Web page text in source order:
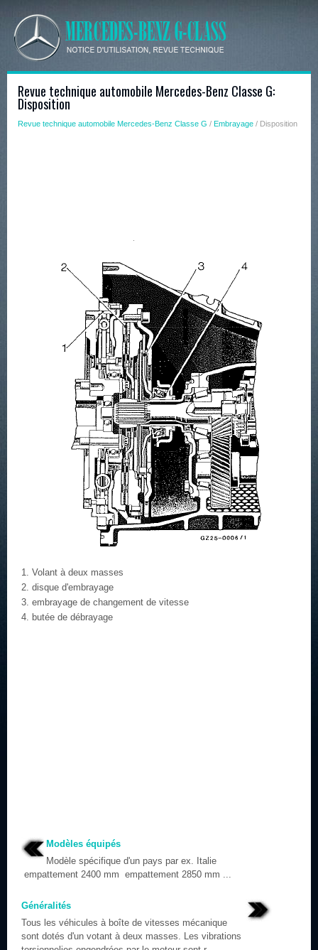
Revue technique automobile Mercedes-Benz Classe G:
Disposition
Revue technique automobile Mercedes-Benz Classe G / Embrayage / Disposition
Volant à deux masses
disque d'embrayage
embrayage de changement de vitesse
butée de débrayage
Modèles équipés
Modèle spécifique d'un pays par ex. Italie
empattement 2400 mm empattement 2850 mm ...
Généralités
Tous les véhicules à boîte de vitesses mécanique
sont dotés d'un votant à deux masses. Les vibrations